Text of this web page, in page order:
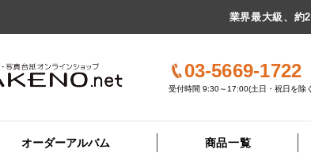
業界最大級、約
03-5669-1722
受付時間 9:30～17:00(土日・祝日を除
オーダーアルバム 商品一覧